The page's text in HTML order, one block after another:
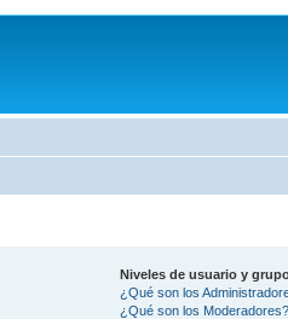
Niveles de usuario y
¿Qué son los
¿Qué son los Moderadores?